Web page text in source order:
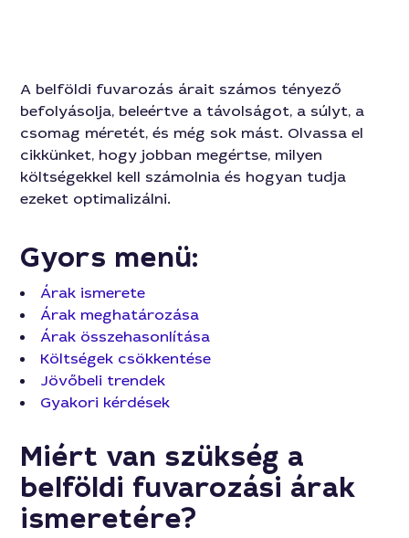
A belföldi fuvarozás árait számos tényező
befolyásolja, beleértve a távolságot, a súlyt, a
csomag méretét, és még sok mást. Olvassa el
cikkünket, hogy jobban megértse, milyen
költségekkel kell számolnia és hogyan tudja
ezeket optimalizálni.
Gyors menü:
Árak ismerete
Árak meghatározása
Árak összehasonlítása
Költségek csökkentése
Jövőbeli trendek
Gyakori kérdések
Miért van szükség a
belföldi fuvarozási árak
ismeretére?